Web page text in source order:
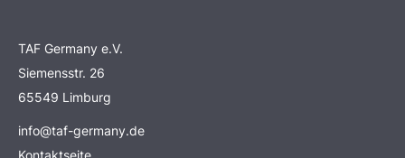
TAF Germany e.V.
Siemensstr. 26
65549 Limburg
info@taf-germany.de